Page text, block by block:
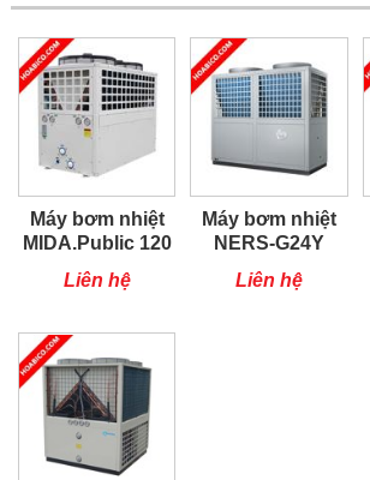
Máy bơm nhiệt
MIDA.Public 120
Liên hệ
Máy bơm nhiệt
NERS-G24Y
Liên hệ